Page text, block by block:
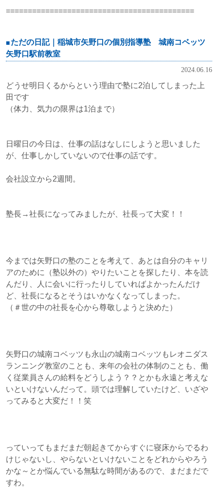
===========================================
ただの日記｜稲城市矢野口の個別指導塾 城南コベッツ
矢野口駅前教室
2024.06.16
どうせ明日くるからという理由で塾に2泊してしまった上
田です
（体力、気力の限界は1泊まで）
日曜日の今日は、仕事の話はなしにしようと思いました
が、仕事しかしていないので仕事の話です。
会社設立から2週間。
塾長→社長になってみましたが、社長って大変！！
今までは矢野口の塾のことを考えて、あとは自分のキャリ
アのために（塾以外の）やりたいことを探したり、本を読
んだり、人に会いに行ったりしていればよかったんだけ
ど、社長になるとそうはいかなくなってしまった。
（＃世の中の社長を心から尊敬しようと決めた）
矢野口の城南コベッツも永山の城南コベッツもレオニダス
ランニング教室のことも、来年の会社の体制のことも、働
く従業員さんの給料をどうしよう？？とかも永遠と考えな
いといけないんだって。頭では理解していたけど、いざや
ってみると大変だ！！笑
っていってもまだまだ朝起きてからすぐに寝床からでるわ
けじゃないし、やらないといけないことをどれからやろう
かな～とか悩んでいる無駄な時間があるので、まだまだで
すわ。